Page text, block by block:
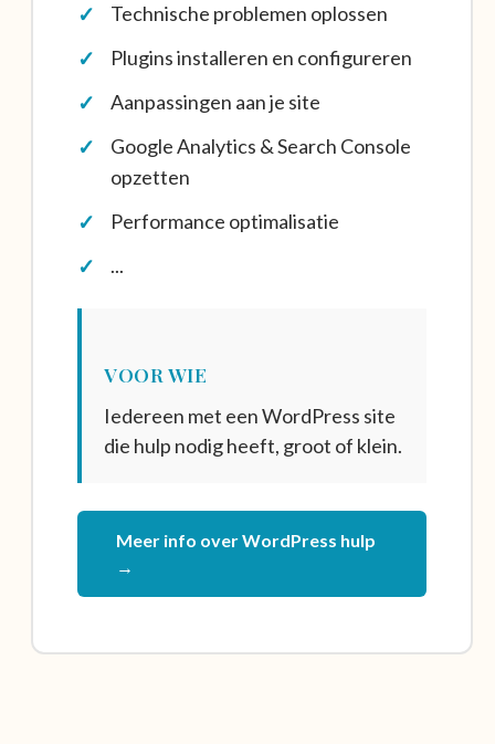
Technische problemen oplossen
Plugins installeren en configureren
Aanpassingen aan je site
Google Analytics & Search Console
opzetten
Performance optimalisatie
...
VOOR WIE
Iedereen met een WordPress site
die hulp nodig heeft, groot of klein.
Meer info over WordPress hulp
→